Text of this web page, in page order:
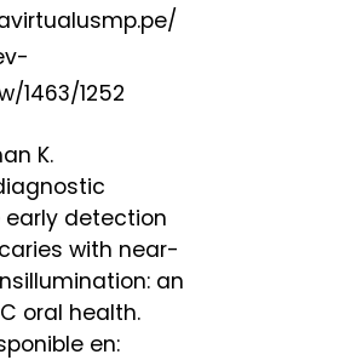
1463/1252
K.
detection
with near-
an
oral health.
en: